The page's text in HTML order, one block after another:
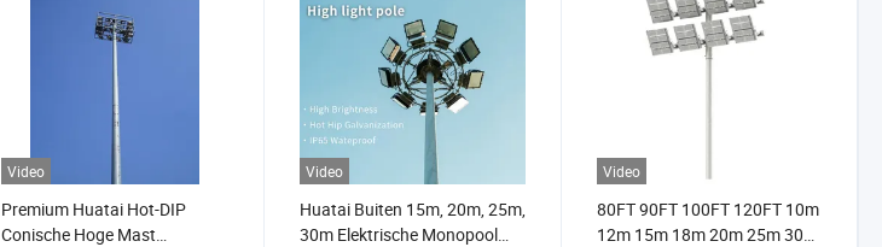
Video
Premium Huatai Hot-DIP
Conische Hoge Mast
Video
Huatai Buiten 15m, 20m, 25m,
30m Elektrische Monopool
Video
80FT 90FT 100FT 120FT 10m
12m 15m 18m 20m 25m 30m